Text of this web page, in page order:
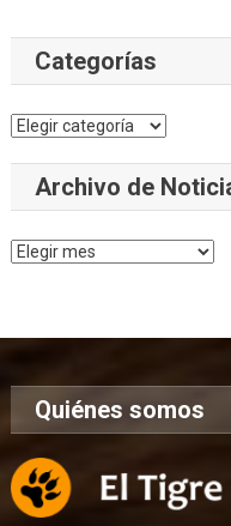
Categorías
Categorías
Archivo de
Archivo
Quiénes somos